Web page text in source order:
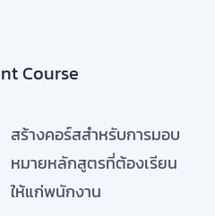
Course
สร้างคอร์สสำหรับการมอบ
หมายหลักสูตรที่ต้องเรียน
ให้แก่พนักงาน